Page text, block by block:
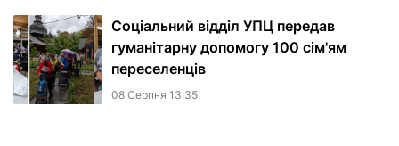
Соціальний відділ УПЦ передав
гуманітарну допомогу 100 сім'ям
переселенців
08 Серпня 13:35